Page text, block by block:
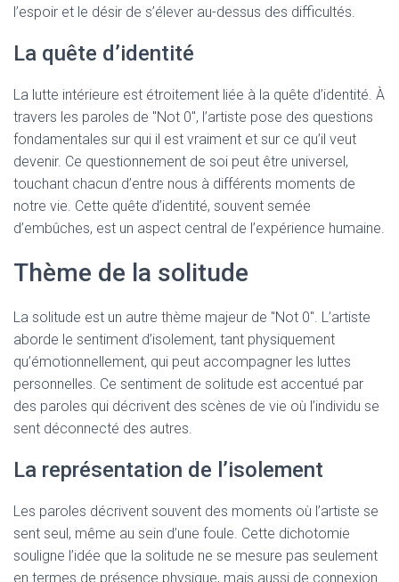
l’espoir et le désir de s’élever au-dessus des difficultés.
La quête d’identité
La lutte intérieure est étroitement liée à la quête d’identité. À
travers les paroles de "Not 0", l’artiste pose des questions
fondamentales sur qui il est vraiment et sur ce qu’il veut
devenir. Ce questionnement de soi peut être universel,
touchant chacun d’entre nous à différents moments de
notre vie. Cette quête d’identité, souvent semée
d’embûches, est un aspect central de l’expérience humaine.
Thème de la solitude
La solitude est un autre thème majeur de "Not 0". L’artiste
aborde le sentiment d’isolement, tant physiquement
qu’émotionnellement, qui peut accompagner les luttes
personnelles. Ce sentiment de solitude est accentué par
des paroles qui décrivent des scènes de vie où l’individu se
sent déconnecté des autres.
La représentation de l’isolement
Les paroles décrivent souvent des moments où l’artiste se
sent seul, même au sein d’une foule. Cette dichotomie
souligne l’idée que la solitude ne se mesure pas seulement
en termes de présence physique, mais aussi de connexion